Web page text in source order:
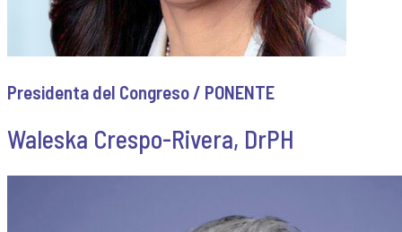
Presidenta del Congreso / PONENTE
Waleska Crespo-Rivera, DrPH